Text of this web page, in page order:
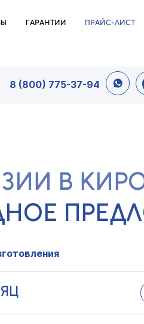
ГАРАНТИИ ПРАЙС-ЛИСТ
8 (800) 775-37-94
В